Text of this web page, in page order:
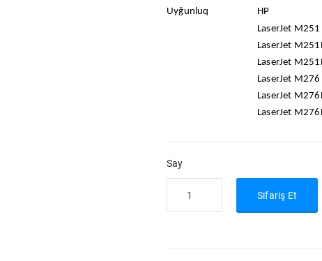
Uyğunluq
HP
LaserJet
LaserJet
LaserJet
LaserJet
LaserJet
LaserJet
Say
Sifariş Et